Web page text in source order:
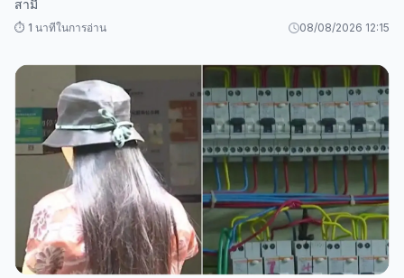
สามี
⏱️ 1 นาทีในการอ่าน 08/08/2026 12:15